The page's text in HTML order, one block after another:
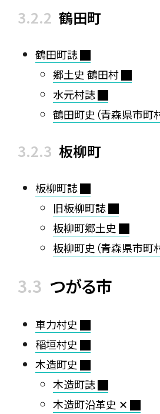
鶴田町
鶴田町誌
郷土史 鶴田村
水元村誌
鶴田町史（青森県市町
板柳町
板柳町誌
旧板柳町誌
板柳町郷土史
板柳町史（青森県市町
つがる市
車力村史
稲垣村史
木造町史
木造町誌
木造町沿革史 ✕